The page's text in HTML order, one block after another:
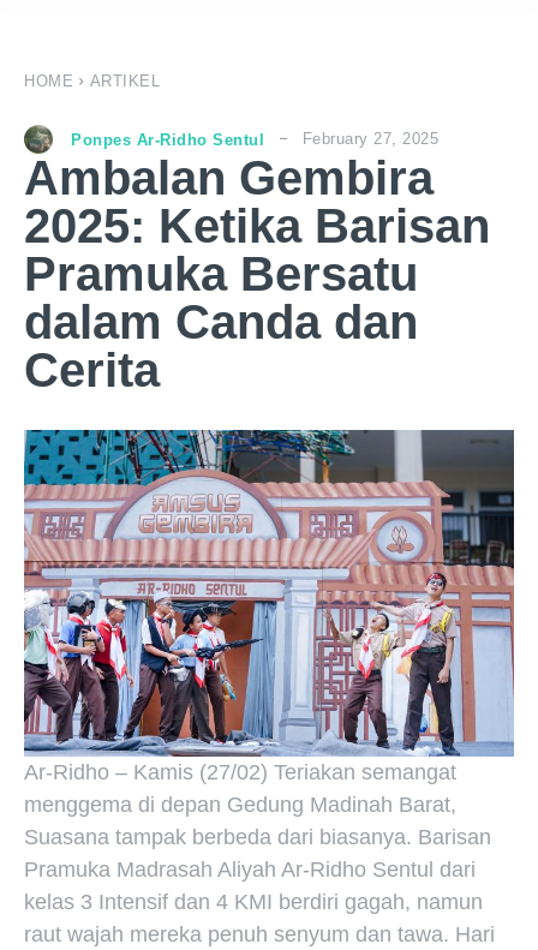
HOME ARTIKEL
Ponpes Ar-Ridho Sentul February 27, 2025
Ambalan Gembira
2025: Ketika Barisan
Pramuka Bersatu
dalam Canda dan
Cerita
Ar-Ridho – Kamis (27/02) Teriakan semangat
menggema di depan Gedung Madinah Barat,
Suasana tampak berbeda dari biasanya. Barisan
Pramuka Madrasah Aliyah Ar-Ridho Sentul dari
kelas 3 Intensif dan 4 KMI berdiri gagah, namun
raut wajah mereka penuh senyum dan tawa. Hari